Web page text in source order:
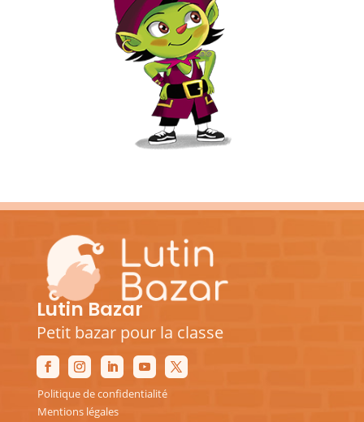
Lutin Bazar
Petit bazar pour la classe
Politique de confidentialité
Mentions légales